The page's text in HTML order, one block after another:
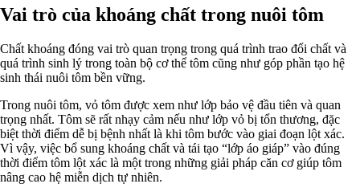
Vai trò của khoáng chất trong nuôi tôm
Chất khoáng đóng vai trò quan trọng trong quá trình trao đổi chất và
quá trình sinh lý trong toàn bộ cơ thể tôm cũng như góp phần tạo hệ
sinh thái nuôi tôm bền vững.
Trong nuôi tôm, vỏ tôm được xem như lớp bảo vệ đầu tiên và quan
trọng nhất. Tôm sẽ rất nhạy cảm nếu như lớp vỏ bị tổn thương, đặc
biệt thời điểm dễ bị bệnh nhất là khi tôm bước vào giai đoạn lột xác.
Vì vậy, việc bổ sung khoáng chất và tái tạo “lớp áo giáp” vào đúng
thời điểm tôm lột xác là một trong những giải pháp căn cơ giúp tôm
nâng cao hệ miễn dịch tự nhiên.